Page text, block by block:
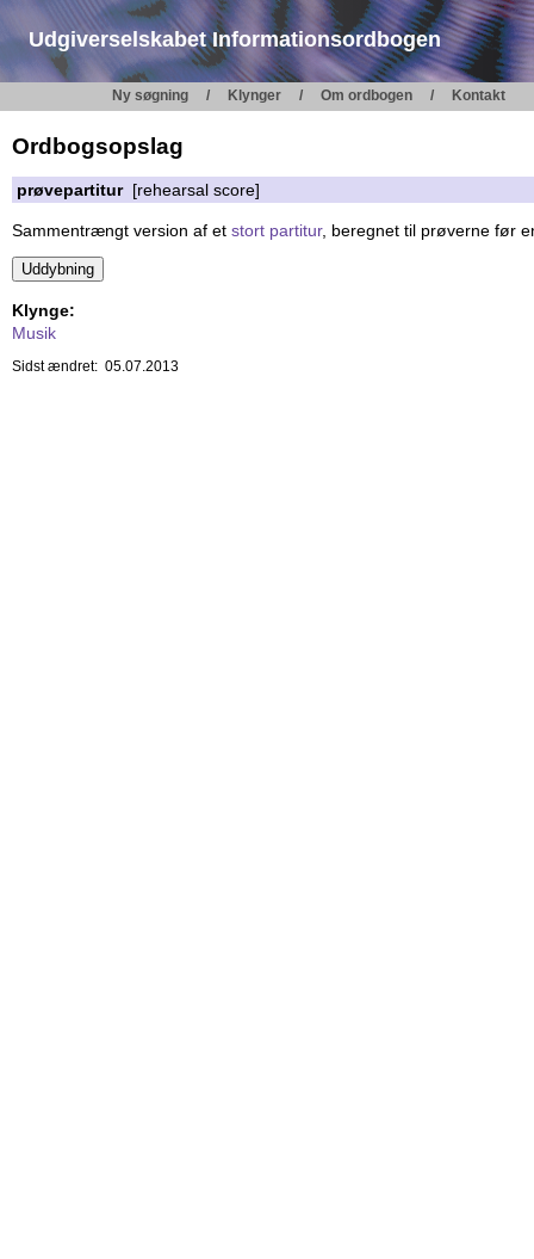
Udgiverselskabet Informationsordbogen
Ny søgning Klynger Om ordbogen Kontakt
Ordbogsopslag
prøvepartitur[rehearsal score]
Sammentrængt version af et stort partitur, beregnet til prøverne før
Klynge:
Musik
Sidst ændret: 05.07.2013